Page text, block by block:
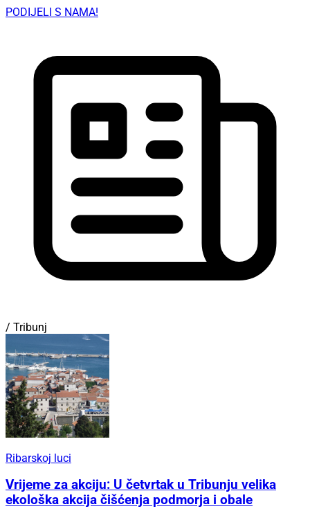
PODIJELI S NAMA!
/ Tribunj
Ribarskoj luci
Vrijeme za akciju: U četvrtak u Tribunju velika
ekološka akcija čišćenja podmorja i obale